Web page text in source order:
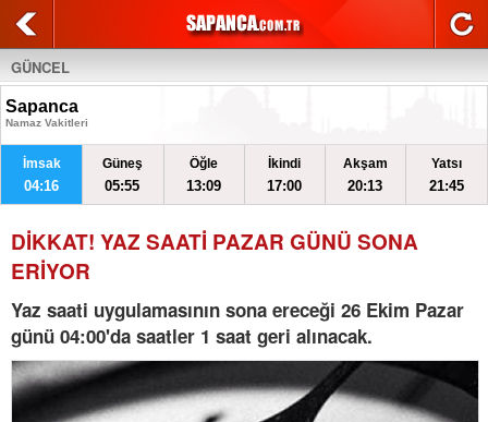
GÜNCEL
Sapanca
Namaz Vakitleri
İmsak
04:16
Güneş
05:55
Öğle
13:09
İkindi
17:00
Akşam
20:13
Yatsı
21:45
DİKKAT! YAZ SAATİ PAZAR GÜNÜ SONA
ERİYOR
Yaz saati uygulamasının sona ereceği 26 Ekim Pazar
günü 04:00'da saatler 1 saat geri alınacak.